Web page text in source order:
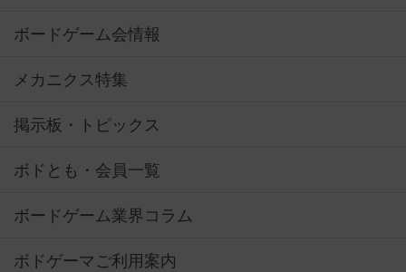
ボードゲーム会情報
メカニクス特集
掲示板・トピックス
ボドとも・会員一覧
ボードゲーム業界コラム
ボドゲーマご利用案内